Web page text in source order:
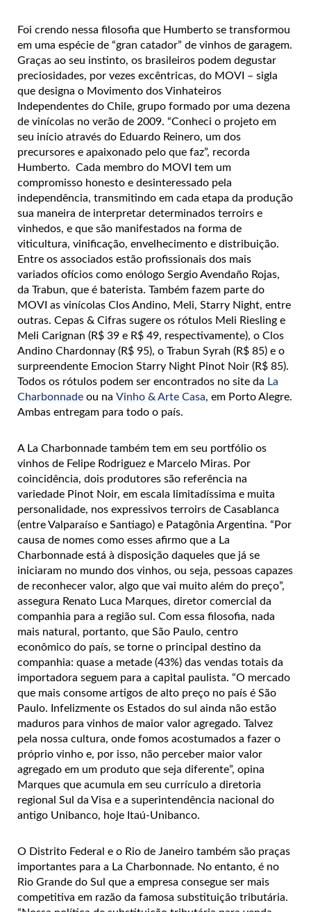
Foi crendo nessa filosofia que Humberto se transformou
em uma espécie de “gran catador” de vinhos de garagem.
Graças ao seu instinto, os brasileiros podem degustar
preciosidades, por vezes excêntricas, do MOVI – sigla
que designa o Movimento dos Vinhateiros
Independentes do Chile, grupo formado por uma dezena
de vinícolas no verão de 2009. “Conheci o projeto em
seu início através do Eduardo Reinero, um dos
precursores e apaixonado pelo que faz”, recorda
Humberto. Cada membro do MOVI tem um
compromisso honesto e desinteressado pela
independência, transmitindo em cada etapa da produção
sua maneira de interpretar determinados terroirs e
vinhedos, e que são manifestados na forma de
viticultura, vinificação, envelhecimento e distribuição.
Entre os associados estão profissionais dos mais
variados ofícios como enólogo Sergio Avendaño Rojas,
da Trabun, que é baterista. Também fazem parte do
MOVI as vinícolas Clos Andino, Meli, Starry Night, entre
outras. Cepas & Cifras sugere os rótulos Meli Riesling e
Meli Carignan (R$ 39 e R$ 49, respectivamente), o Clos
Andino Chardonnay (R$ 95), o Trabun Syrah (R$ 85) e o
surpreendente Emocion Starry Night Pinot Noir (R$ 85).
Todos os rótulos podem ser encontrados no site da La
Charbonnade ou na Vinho & Arte Casa, em Porto Alegre.
Ambas entregam para todo o país.
A La Charbonnade também tem em seu portfólio os
vinhos de Felipe Rodriguez e Marcelo Miras. Por
coincidência, dois produtores são referência na
variedade Pinot Noir, em escala limitadíssima e muita
personalidade, nos expressivos terroirs de Casablanca
(entre Valparaíso e Santiago) e Patagônia Argentina. “Por
causa de nomes como esses afirmo que a La
Charbonnade está à disposição daqueles que já se
iniciaram no mundo dos vinhos, ou seja, pessoas capazes
de reconhecer valor, algo que vai muito além do preço”,
assegura Renato Luca Marques, diretor comercial da
companhia para a região sul. Com essa filosofia, nada
mais natural, portanto, que São Paulo, centro
econômico do país, se torne o principal destino da
companhia: quase a metade (43%) das vendas totais da
importadora seguem para a capital paulista. “O mercado
que mais consome artigos de alto preço no país é São
Paulo. Infelizmente os Estados do sul ainda não estão
maduros para vinhos de maior valor agregado. Talvez
pela nossa cultura, onde fomos acostumados a fazer o
próprio vinho e, por isso, não perceber maior valor
agregado em um produto que seja diferente”, opina
Marques que acumula em seu currículo a diretoria
regional Sul da Visa e a superintendência nacional do
antigo Unibanco, hoje Itaú-Unibanco.
O Distrito Federal e o Rio de Janeiro também são praças
importantes para a La Charbonnade. No entanto, é no
Rio Grande do Sul que a empresa consegue ser mais
competitiva em razão da famosa substituição tributária.